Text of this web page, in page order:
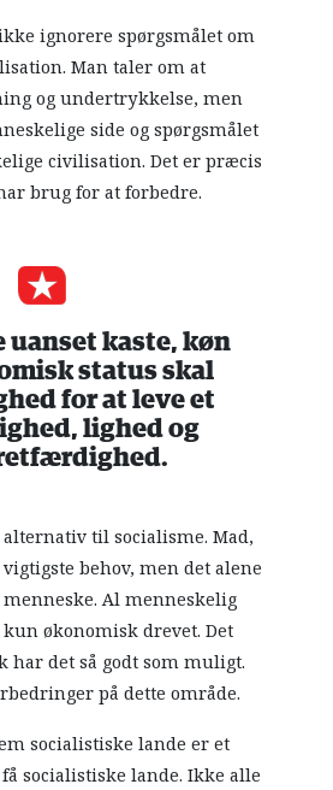
ignorere spørgsmålet om
Man taler om at
og undertrykkelse, men
side og spørgsmålet
civilisation. Det er præcis
brug for at forbedre.
uanset kaste, køn
status skal
for at leve et
lighed og
til socialisme. Mad,
behov, men det alene
Al menneskelig
økonomisk drevet. Det
har det så godt som muligt.
på dette område.
socialistiske lande er et
socialistiske lande. Ikke alle